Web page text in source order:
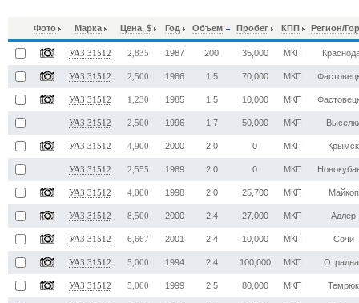
Фото Марка Цена, $ Год Объем Пробег КПП Регион/
УАЗ 31512 2,835 1987 200 35,000 МКП
УАЗ 31512 2,500 1986 1.5 70,000 МКП
УАЗ 31512 1,230 1985 1.5 10,000 МКП
УАЗ 31512 2,500 1996 1.7 50,000 МКП
УАЗ 31512 4,900 2000 2.0 0 МКП Крымск
УАЗ 31512 2,555 1989 2.0 0 МКП
УАЗ 31512 4,000 1998 2.0 25,700 МКП Майкоп
УАЗ 31512 8,500 2000 2.4 27,000 МКП Адлер
УАЗ 31512 6,667 2001 2.4 10,000 МКП Сочи
УАЗ 31512 5,000 1994 2.4 100,000 МКП
УАЗ 31512 5,000 1999 2.5 80,000 МКП Темрюк